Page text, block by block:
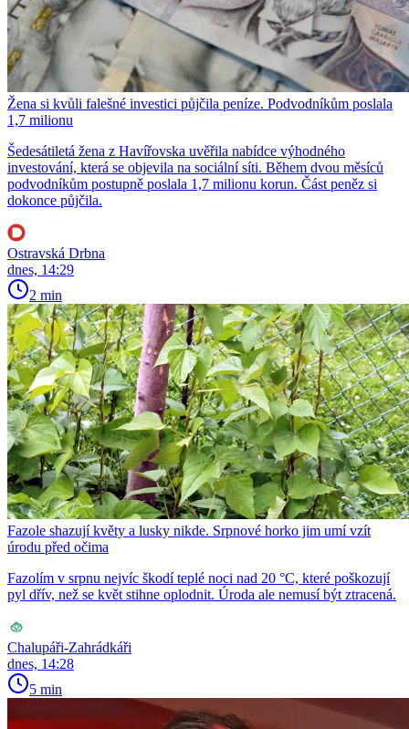
Žena si kvůli falešné investici půjčila peníze. Podvodníkům poslala
1,7 milionu
Šedesátiletá žena z Havířovska uvěřila nabídce výhodného
investování, která se objevila na sociální síti. Během dvou měsíců
podvodníkům postupně poslala 1,7 milionu korun. Část peněz si
dokonce půjčila.
Ostravská Drbna
dnes, 14:29
2 min
Fazole shazují květy a lusky nikde. Srpnové horko jim umí vzít
úrodu před očima
Fazolím v srpnu nejvíc škodí teplé noci nad 20 °C, které poškozují
pyl dřív, než se květ stihne oplodnit. Úroda ale nemusí být ztracená.
Chalupáři-Zahrádkáři
dnes, 14:28
5 min